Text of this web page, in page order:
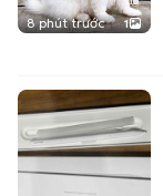
8 phút trước 1